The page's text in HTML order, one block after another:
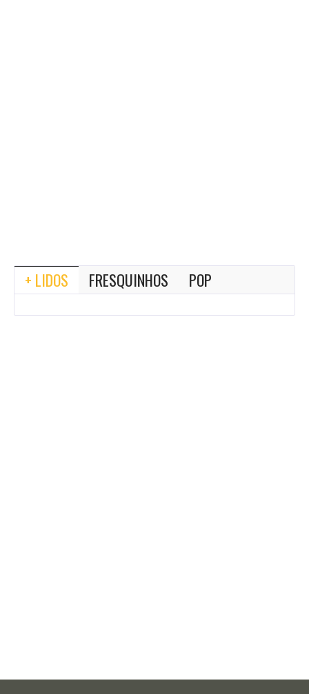
+ LIDOS FRESQUINHOS POP